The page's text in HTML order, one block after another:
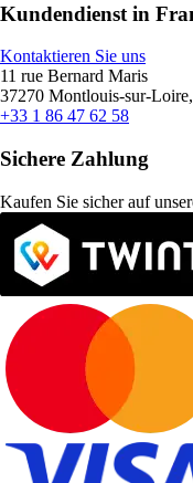
Kundendienst in
Kontaktieren Sie uns
11 rue Bernard Maris
37270 Montlouis-sur-
+33 1 86 47 62 58
Sichere Zahlung
Kaufen Sie sicher auf